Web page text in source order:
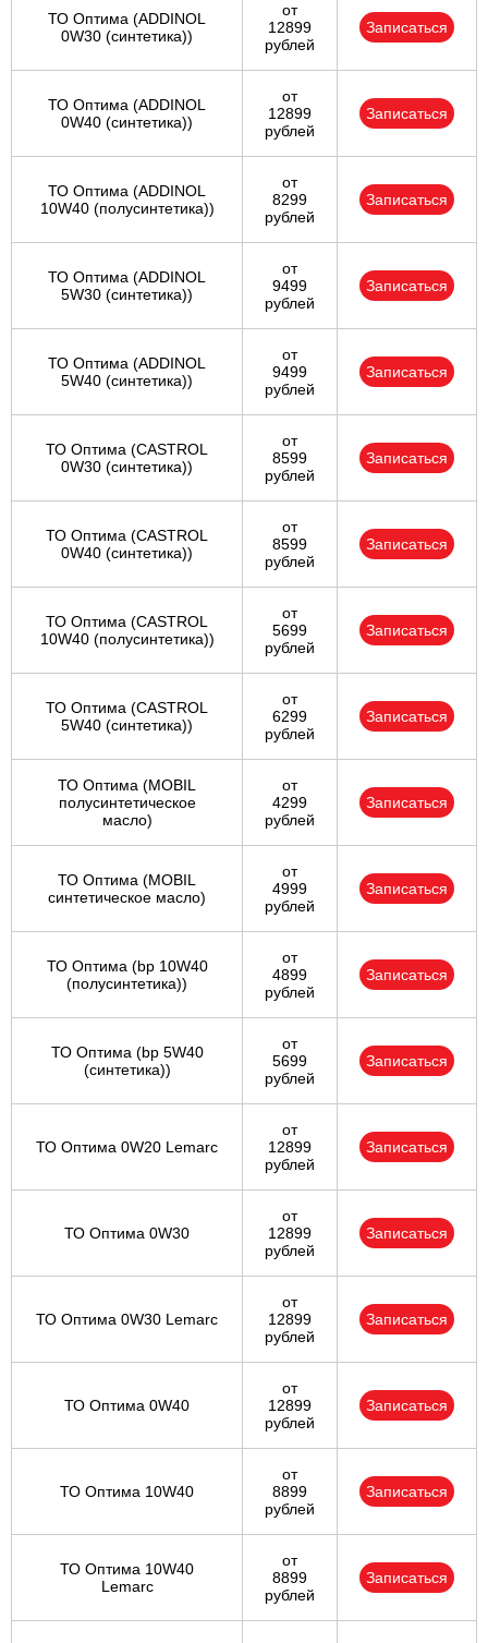
ТО Оптима (ADDINOL
0W30 (синтетика))
от
12899
рублей
Записаться
ТО Оптима (ADDINOL
0W40 (синтетика))
от
12899
рублей
Записаться
ТО Оптима (ADDINOL
10W40 (полусинтетика))
от
8299
рублей
Записаться
ТО Оптима (ADDINOL
5W30 (синтетика))
от
9499
рублей
Записаться
ТО Оптима (ADDINOL
5W40 (синтетика))
от
9499
рублей
Записаться
ТО Оптима (CASTROL
0W30 (синтетика))
от
8599
рублей
Записаться
ТО Оптима (CASTROL
0W40 (синтетика))
от
8599
рублей
Записаться
ТО Оптима (CASTROL
10W40 (полусинтетика))
от
5699
рублей
Записаться
ТО Оптима (CASTROL
5W40 (синтетика))
от
6299
рублей
Записаться
ТО Оптима (MOBIL
полусинтетическое
масло)
от
4299
рублей
Записаться
ТО Оптима (MOBIL
синтетическое масло)
от
4999
рублей
Записаться
ТО Оптима (bp 10W40
(полусинтетика))
от
4899
рублей
Записаться
ТО Оптима (bp 5W40
(синтетика))
от
5699
рублей
Записаться
ТО Оптима 0W20 Lemarc
от
12899
рублей
Записаться
ТО Оптима 0W30
от
12899
рублей
Записаться
ТО Оптима 0W30 Lemarc
от
12899
рублей
Записаться
ТО Оптима 0W40
от
12899
рублей
Записаться
ТО Оптима 10W40
от
8899
рублей
Записаться
ТО Оптима 10W40
Lemarc
от
8899
рублей
Записаться